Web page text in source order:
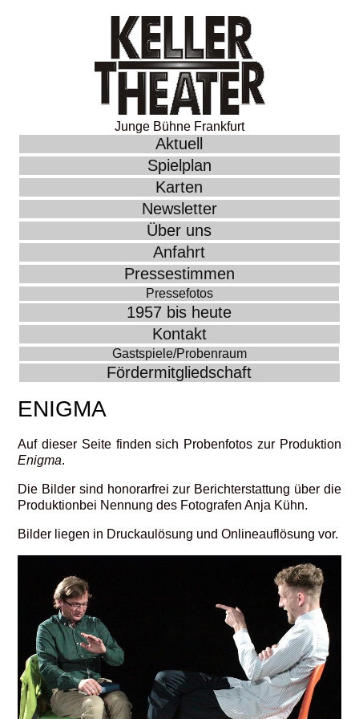
Junge Bühne Frankfurt
Aktuell
Spielplan
Karten
Newsletter
Über uns
Anfahrt
Pressestimmen
Pressefotos
1957 bis heute
Kontakt
Gastspiele/Probenraum
Fördermitgliedschaft
ENIGMA
Auf dieser Seite finden sich Probenfotos zur Produktion
Enigma.
Die Bilder sind honorarfrei zur Berichterstattung über die
Produktionbei Nennung des Fotografen Anja Kühn.
Bilder liegen in Druckaulösung und Onlineauflösung vor.